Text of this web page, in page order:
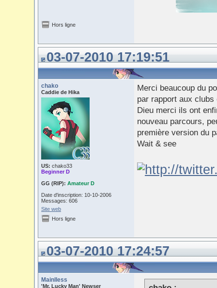
Hors ligne
03-07-2010 17:19:51
chako
Caddie de Hika
US: chako33
Beginner D
GG (RIP): Amateur D
Date d'inscription: 10-10-2006
Messages: 606
Site web
Merci beaucoup du
par rapport aux
Dieu merci ils ont
nouveau parcours,
première version du
Wait & see
Hors ligne
03-07-2010 17:24:57
Mainlless
'Mr. Lucky Man' Newser